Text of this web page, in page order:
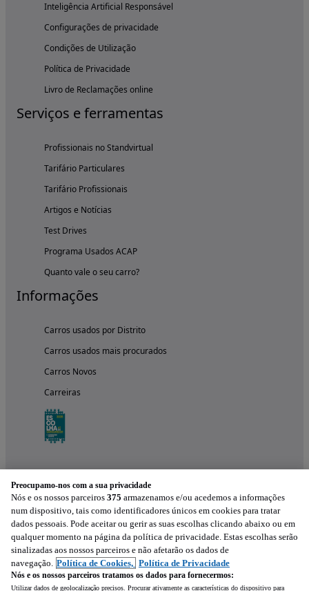
Inteligência Artificial Responsável
Configurações de privacidade
Condições de Utilização
Política de Privacidade
Livro de Reclamações online
Serviços e ferramentas
Profissionais no Standvirtual
Tarifário Particulares
Tarifário Profissionais
Artigos e Notícias
Test Drives
Programa Usados ACAP
Quanto vale o seu carro?
Informações
Carros usados por Distrito
Carros usados mais procurados
Carros Novos
Carreiras
Experimenta a aplicação
Preocupamo-nos com a sua privacidade
Nós e os nossos parceiros 375 armazenamos e/ou acedemos a informações
num dispositivo, tais como identificadores únicos em cookies para tratar
dados pessoais. Pode aceitar ou gerir as suas escolhas clicando abaixo ou em
qualquer momento na página da política de privacidade. Estas escolhas serão
sinalizadas aos nossos parceiros e não afetarão os dados de
navegação. Política de Cookies, Política de Privacidade
Nós e os nossos parceiros tratamos os dados para fornecermos:
Utilizar dados de geolocalização precisos. Procurar ativamente as características do dispositivo para